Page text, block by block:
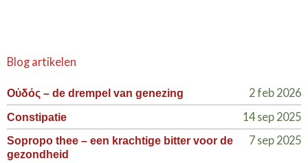
Blog artikelen
Οὐδός – de drempel van genezing 2 feb 2026
Constipatie 14 sep 2025
Sopropo thee – een krachtige bitter voor de
gezondheid
7 sep 2025